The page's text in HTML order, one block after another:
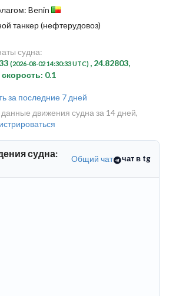
Benin
танкер (нефтерудовоз)
судна:
(2026-08-02 14:30:33 UTC) , 24.82803,
скорость: 0.1
за последние 7 дней
движения судна за 14 дней,
судна:
Общий чат чат в tg